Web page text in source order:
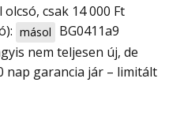
csak 14 000 Ft
másol
BG0411a9
nem teljesen új, de
nap garancia jár – limitált